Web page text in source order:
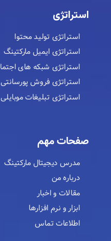
استراتژی
استراتژی تولید محتوا
استراتژی ایمیل مارکتینگ
استراتژی شبکه های
استراتژی فروش پورسانتی
استراتژی تبلیغات موبایلی
صفحات مهم
مدرس دیجیتال مارکتینگ
درباره من
مقالات و اخبار
ابزار و نرم افزارها
اطلاعات تماس